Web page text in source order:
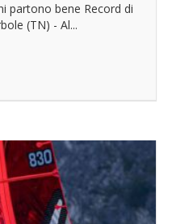
partono bene Record di
(TN) - Al...